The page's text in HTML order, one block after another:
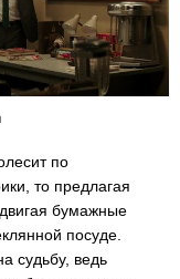
по
то предлагая
бумажные
посуде.
судьбу, ведь